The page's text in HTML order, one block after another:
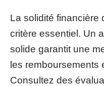
La solidité financière
critère essentiel. Un
solide garantit une
les remboursements
Consultez des